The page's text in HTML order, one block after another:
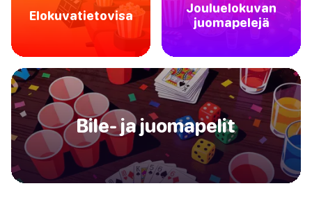
Elokuvatietovisa
Jouluelokuvan
juomapelejä
Bile- ja juomapelit